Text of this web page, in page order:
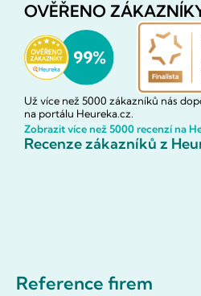
OVĚŘENO
Už více než 5000 zákazníků nás
na portálu Heureka.cz.
Zobrazit více než 5000 recenzí na
Recenze zákazníků z
Reference firem